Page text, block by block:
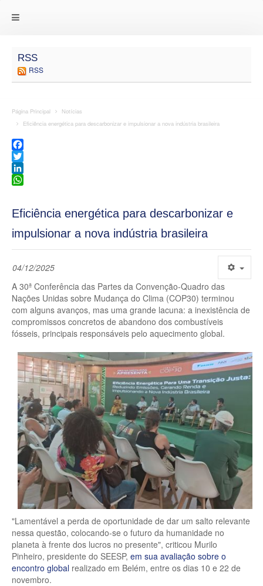
RSS
RSS
Página Principal
Notícias
Eficiência energética para descarbonizar e impulsionar a nova indústria brasileira
Facebook
Twitter
LinkedIn
Eficiência energética para descarbonizar e
impulsionar a nova indústria brasileira
04/12/2025
A 30ª Conferência das Partes da Convenção-Quadro das
Nações Unidas sobre Mudança do Clima (COP30) terminou
com alguns avanços, mas uma grande lacuna: a inexistência de
compromissos concretos de abandono dos combustíveis
fósseis, principais responsáveis pelo aquecimento global.
"Lamentável a perda de oportunidade de dar um salto relevante
nessa questão, colocando-se o futuro da humanidade no
planeta à frente dos lucros no presente", criticou Murilo
Pinheiro, presidente do SEESP, em sua avaliação sobre o
encontro global realizado em Belém, entre os dias 10 e 22 de
novembro.